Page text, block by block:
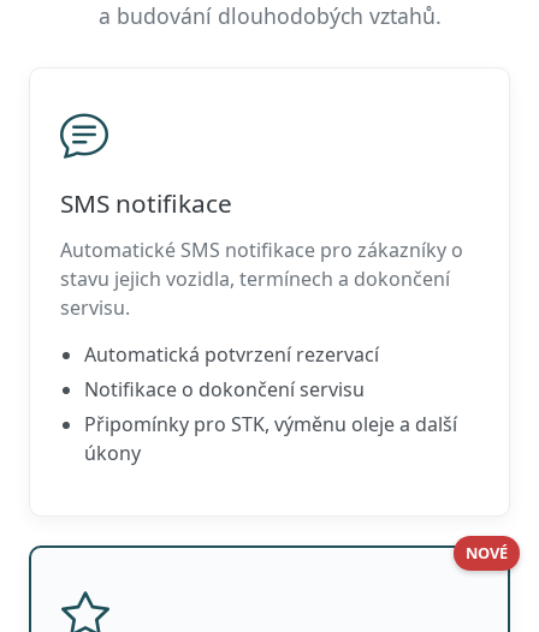
a budování dlouhodobých vztahů.
SMS notifikace
Automatické SMS notifikace pro zákazníky o
stavu jejich vozidla, termínech a dokončení
servisu.
Automatická potvrzení rezervací
Notifikace o dokončení servisu
Připomínky pro STK, výměnu oleje a další
úkony
NOVÉ